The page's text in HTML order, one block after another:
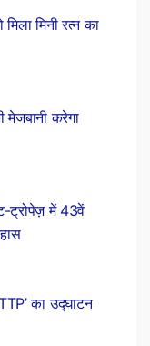
मिनी रत्न का
मेजबानी करेगा
ट्रोपेज़ में 43वें
का उद्घाटन